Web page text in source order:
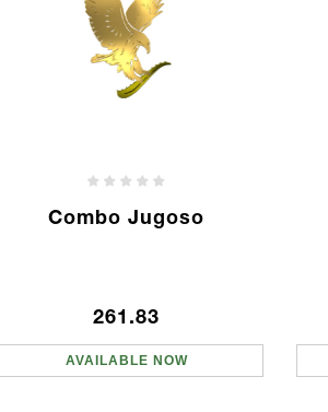
Combo Jugoso
261.83
AVAILABLE NOW